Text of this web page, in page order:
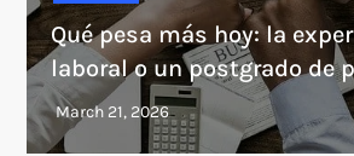
Qué pesa más hoy: la
laboral o un postgrado de